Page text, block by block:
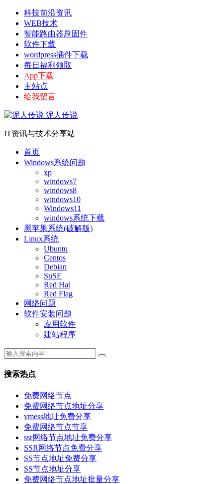
科技前沿资讯
WEB技术
智能路由器刷固件
软件下载
wordpress插件下载
每日福利领取
App下载
主站点
给我留言
泥人传说
IT资讯与技术分享站
首页
Windows系统问题
xp
windows7
windows8
windows10
Windows11
windows系统下载
黑苹果系统(破解版)
Linux系统
Ubuntu
Centos
Debian
SuSE
Red Hat
Red Flag
网络问题
软件安装问题
应用软件
建站程序
搜索热点
免费网络节点
免费网络节点地址分享
vmess地址免费分享
免费网络节点节享
ssr网络节点地址免费分享
SSR网络节点免费分享
SS节点地址免费分享
SS节点地址分享
免费网络节点地址批量分享